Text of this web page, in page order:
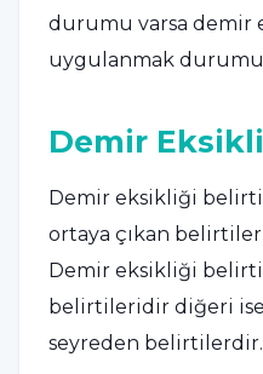
durumu varsa demir
uygulanmak
Demir
Demir eksikliği
ortaya çıkan
Demir eksikliği
belirtileridir diğeri ise
seyreden belirtilerdir.